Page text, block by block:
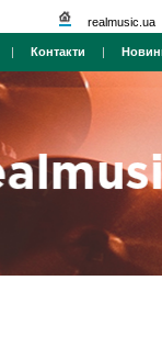
realmusic.ua
| Контакти |